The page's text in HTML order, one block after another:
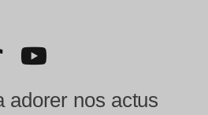
adorer nos actus